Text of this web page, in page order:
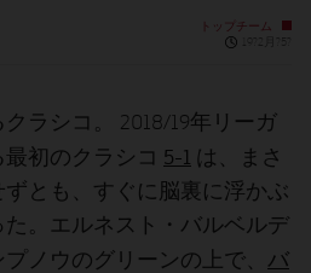
トップチーム
ラシコ。 2018/19年リーガ
初のクラシコ 5-1 は、まさ
ずとも、すぐに脳裏に浮かぶ
。エルネスト・バルベルデ
ノウのグリーンの上で、 バ